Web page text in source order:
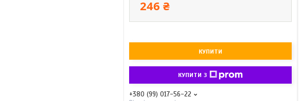
246 ₴
КУПИТИ
КУПИТИ З
+380 (99) 017-56-22